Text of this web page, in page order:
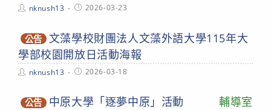
Postnknush13
Post2026-03-23
公告
文藻學校財團法人文藻外語大學115年大
學部校園開放日活動海報
Postnknush13
Post2026-03-18
公告 中原大學「逐夢中原」活動 輔導室